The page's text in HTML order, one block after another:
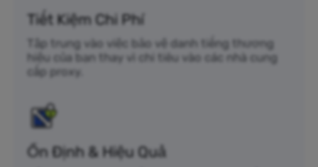
Tiết Kiệm Chi Phí
Tập trung vào việc bảo vệ danh tiếng thương
hiệu của bạn thay vì chi tiêu vào các nhà cung
cấp proxy.
Ổn Định & Hiệu Quả